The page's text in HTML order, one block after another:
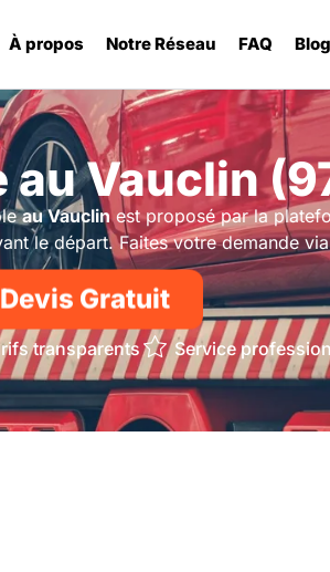
À propos Notre Réseau FAQ Blog
au Vauclin
au Vauclinest proposé par la
le départ. Faites votre demande
Devis Gratuit
transparents Service